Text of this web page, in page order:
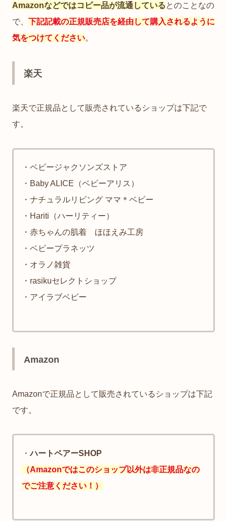
Amazonなどではコピー品が流通しているとのことなの
で、 下記記載の正規販売店を経由して購入されるように
気をつけてください。
楽天
楽天で正規品として販売されているショップは下記で
す。
・ベビージャクソンズストア
・Baby ALICE（ベビーアリス）
・ナチュラルリビング ママ＊ベビー
・Hariti（ハーリティー）
・赤ちゃんの肌着 ほほえみ工房
・ベビープラネッツ
・オラノ雑貨
・rasikuセレクトショップ
・アイラブベビー
Amazon
Amazonで正規品として販売されているショップは下記
です。
・ハートペアーSHOP
（Amazonではこのショップ以外は非正規品なの
でご注意ください！）